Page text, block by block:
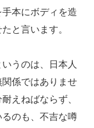
本にボディを造
と言います。
うのは、日本人
係ではありませ
えねばならず、
のも、不吉な噂